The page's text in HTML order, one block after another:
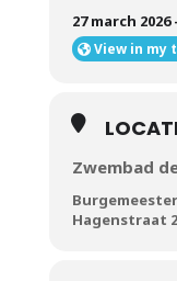
Vrijdag 3
27 march
View in my
Zwembad
Hagenstraat